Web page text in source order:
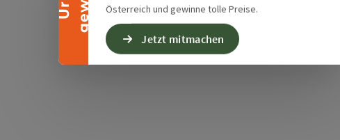
Österreich und gewinne tolle Preise.
Jetzt mitmachen